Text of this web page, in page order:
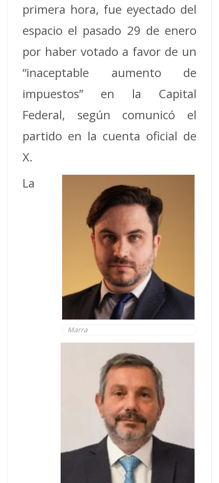
primera hora, fue eyectado del
espacio el pasado 29 de enero
por haber votado a favor de un
“inaceptable aumento de
impuestos” en la Capital
Federal, según comunicó el
partido en la cuenta oficial de
X.
Marra
La